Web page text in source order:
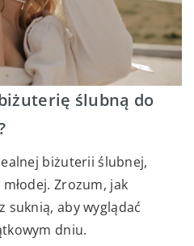
ślubną do
biżuterii ślubnej,
Zrozum, jak
aby wyglądać
dniu.